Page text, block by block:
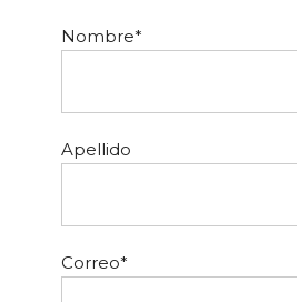
Nombre*
Apellido
Correo*